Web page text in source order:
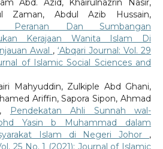
Abd. Azid, Khairulnazrin Nasir,
Zaman, Abdul Azib Hussain,
Peranan Dan Sumbangan
Kerajaan Wanita Islam Di
Awal ,‘Abqari Journal: Vol. 29
of Islamic Social Sciences and
Mahyuddin, Zulkiple Abd Ghani,
Ariffin, Sapora Sipon, Ahmad
Pendekatan Ahli Sunnah wal-
Yasin b Muhammad dalam
Islam di Negeri Johor ,
25 No. 1 (2021): Journal of Islamic